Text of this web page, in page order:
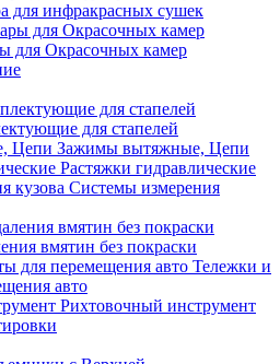
для инфракрасных сушек
для Окрасочных камер
для стапелей
Зажимы вытяжные, Цепи
Растяжки гидравлические
Системы измерения
вмятин без покраски
Тележки и
авто
Рихтовочный инструмент